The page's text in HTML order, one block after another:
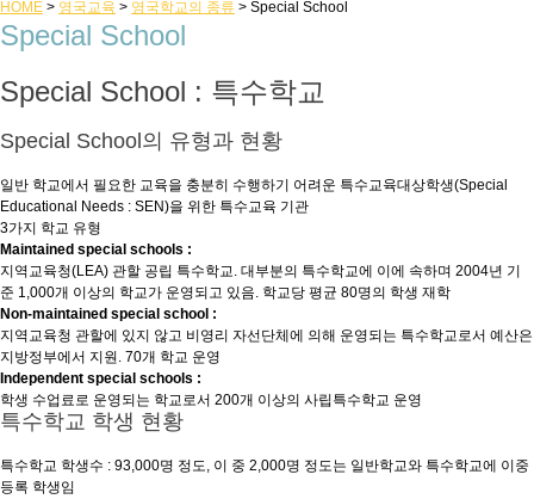
HOME > 영국교육 > 영국학교의 종류 > Special School
Special School
Special School : 특수학교
Special School의 유형과 현황
일반 학교에서 필요한 교육을 충분히 수행하기 어려운 특수교육대상학생(Special
Educational Needs : SEN)을 위한 특수교육 기관
3가지 학교 유형
Maintained special schools :
지역교육청(LEA) 관할 공립 특수학교. 대부분의 특수학교에 이에 속하며 2004년 기
준 1,000개 이상의 학교가 운영되고 있음. 학교당 평균 80명의 학생 재학
Non-maintained special school :
지역교육청 관할에 있지 않고 비영리 자선단체에 의해 운영되는 특수학교로서 예산은
지방정부에서 지원. 70개 학교 운영
Independent special schools :
학생 수업료로 운영되는 학교로서 200개 이상의 사립특수학교 운영
특수학교 학생 현황
특수학교 학생수 : 93,000명 정도, 이 중 2,000명 정도는 일반학교와 특수학교에 이중
등록 학생임